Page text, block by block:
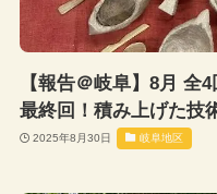
【報告＠岐阜】8月 全
最終回！積み上げた技
2025年8月30日 岐阜地区